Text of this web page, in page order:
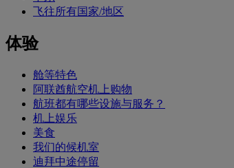
飞往所有国家/地区
体验
舱等特色
阿联酋航空机上购物
航班都有哪些设施与服务？
机上娱乐
美食
我们的候机室
迪拜中途停留